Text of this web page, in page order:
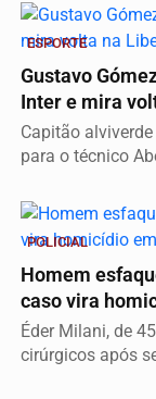
ESPORTE
Gustavo
Inter e mira
Capitão
para o técnico
POLICIAL
Homem
caso vira
Éder Milani, de
cirúrgicos após